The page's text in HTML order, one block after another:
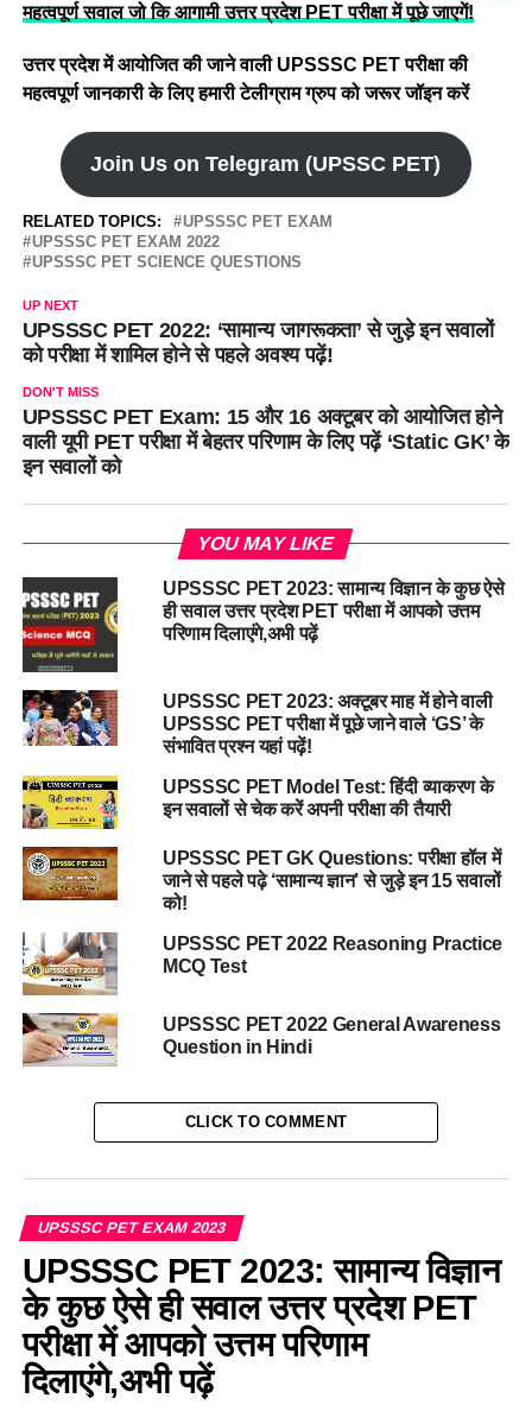
महत्वपूर्ण सवाल जो कि आगामी उत्तर प्रदेश PET परीक्षा में पूछे जाएगें!
उत्तर प्रदेश में आयोजित की जाने वाली UPSSSC PET परीक्षा की
महत्वपूर्ण जानकारी के लिए हमारी टेलीग्राम ग्रुप को जरूर जॉइन करें
Join Us on Telegram (UPSSC PET)
RELATED TOPICS:
UPSSSC PET EXAM
UPSSSC PET EXAM 2022
UPSSSC PET SCIENCE QUESTIONS
UP NEXT
UPSSSC PET 2022: ‘सामान्य जागरूकता’ से जुड़े इन सवालों
को परीक्षा में शामिल होने से पहले अवश्य पढ़ें!
DON'T MISS
UPSSSC PET Exam: 15 और 16 अक्टूबर को आयोजित होने
वाली यूपी PET परीक्षा में बेहतर परिणाम के लिए पढ़ें ‘Static GK’ के
इन सवालों को
YOU MAY LIKE
UPSSSC PET 2023: सामान्य विज्ञान के कुछ ऐसे
ही सवाल उत्तर प्रदेश PET परीक्षा में आपको उत्तम
परिणाम दिलाएंगे,अभी पढ़ें
UPSSSC PET 2023: अक्टूबर माह में होने वाली
UPSSSC PET परीक्षा में पूछे जाने वाले ‘GS’ के
संभावित प्रश्न यहां पढ़ें!
UPSSSC PET Model Test: हिंदी व्याकरण के
इन सवालों से चेक करें अपनी परीक्षा की तैयारी
UPSSSC PET GK Questions: परीक्षा हॉल में
जाने से पहले पढ़े ‘सामान्य ज्ञान’ से जुड़े इन 15 सवालों
को!
UPSSSC PET 2022 Reasoning Practice
MCQ Test
UPSSSC PET 2022 General Awareness
Question in Hindi
CLICK TO COMMENT
UPSSSC PET EXAM 2023
UPSSSC PET 2023: सामान्य विज्ञान
के कुछ ऐसे ही सवाल उत्तर प्रदेश PET
परीक्षा में आपको उत्तम परिणाम
दिलाएंगे,अभी पढ़ें